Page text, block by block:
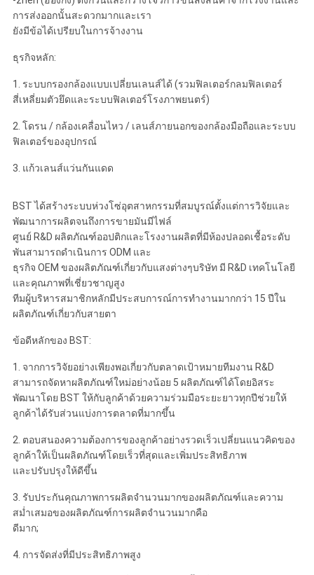
การส่งออกนั้นสะดวกมากและเรา
ยังมีข้อได้เปรียบในการจ้างงาน
ธุรกิจหลัก:
1. ระบบกรองกล้องแบบเปลี่ยนเลนส์ได้ (รวมฟิลเตอร์กลมฟิลเตอร์
สี่เหลี่ยมตัวยึดและระบบฟิลเตอร์โรงภาพยนตร์)
2. โดรน / กล้องเคลื่อนไหว / เลนส์ภายนอกของกล้องมือถือและระบบ
ฟิลเตอร์ของอุปกรณ์
3. แก้วเลนส์แว่นกันแดด
BST ได้สร้างระบบห่วงโซ่อุตสาหกรรมที่สมบูรณ์ตั้งแต่การวิจัยและ
พัฒนาการผลิตจนถึงการขายมันมีไฟล์
ศูนย์ R&D ผลิตภัณฑ์ออปติกและโรงงานผลิตที่มีห้องปลอดเชื้อระดับ
พันสามารถดำเนินการ ODM และ
ธุรกิจ OEM ของผลิตภัณฑ์เกี่ยวกับแสงต่างๆบริษัท มี R&D เทคโนโลยี
และคุณภาพที่เชี่ยวชาญสูง
ทีมผู้บริหารสมาชิกหลักมีประสบการณ์การทำงานมากกว่า 15 ปีใน
ผลิตภัณฑ์เกี่ยวกับสายตา
ข้อดีหลักของ BST:
1. จากการวิจัยอย่างเพียงพอเกี่ยวกับตลาดเป้าหมายทีมงาน R&D
สามารถจัดหาผลิตภัณฑ์ใหม่อย่างน้อย 5 ผลิตภัณฑ์ได้โดยอิสระ
พัฒนาโดย BST ให้กับลูกค้าด้วยความร่วมมือระยะยาวทุกปีช่วยให้
ลูกค้าได้รับส่วนแบ่งการตลาดที่มากขึ้น
2. ตอบสนองความต้องการของลูกค้าอย่างรวดเร็วเปลี่ยนแนวคิดของ
ลูกค้าให้เป็นผลิตภัณฑ์โดยเร็วที่สุดและเพิ่มประสิทธิภาพ
และปรับปรุงให้ดีขึ้น
3. รับประกันคุณภาพการผลิตจำนวนมากของผลิตภัณฑ์และความ
สม่ำเสมอของผลิตภัณฑ์การผลิตจำนวนมากคือ
ดีมาก;
4. การจัดส่งที่มีประสิทธิภาพสูง